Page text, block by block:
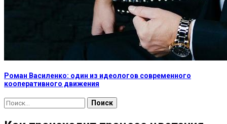
Роман Василенко: один из идеологов современного
кооперативного движения
Найти: